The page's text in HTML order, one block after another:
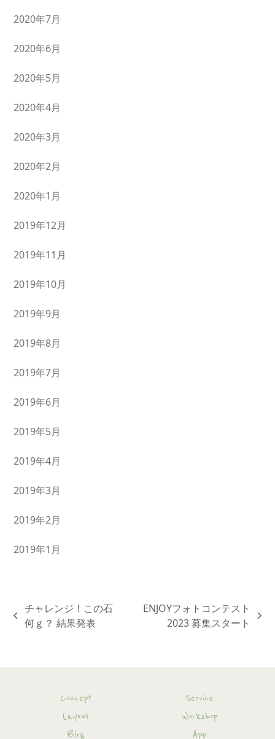
2020年7月
2020年6月
2020年5月
2020年4月
2020年3月
2020年2月
2020年1月
2019年12月
2019年11月
2019年10月
2019年9月
2019年8月
2019年7月
2019年6月
2019年5月
2019年4月
2019年3月
2019年2月
2019年1月
previous
チャレンジ！この石
何ｇ？ 結果発表
ENJOYフォトコンテスト
2023 募集スタート
Concept
Service
Layout
Workshop
Blog
App